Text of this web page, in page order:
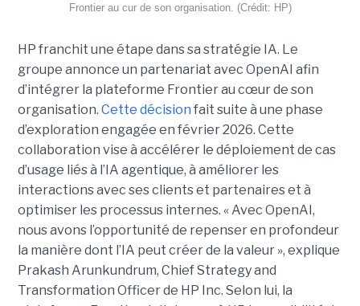
Frontier au cur de son organisation. (Crédit: HP)
HP franchit une étape dans sa stratégie IA. Le
groupe annonce un partenariat avec OpenAI afin
d’intégrer la plateforme Frontier au cœur de son
organisation. Cette décision fait suite à une phase
d’exploration engagée en février 2026. Cette
collaboration vise à accélérer le déploiement de cas
d’usage liés à l’IA agentique, à améliorer les
interactions avec ses clients et partenaires et à
optimiser les processus internes. « Avec OpenAI,
nous avons l’opportunité de repenser en profondeur
la manière dont l’IA peut créer de la valeur », explique
Prakash Arunkundrum, Chief Strategy and
Transformation Officer de HP Inc. Selon lui, la